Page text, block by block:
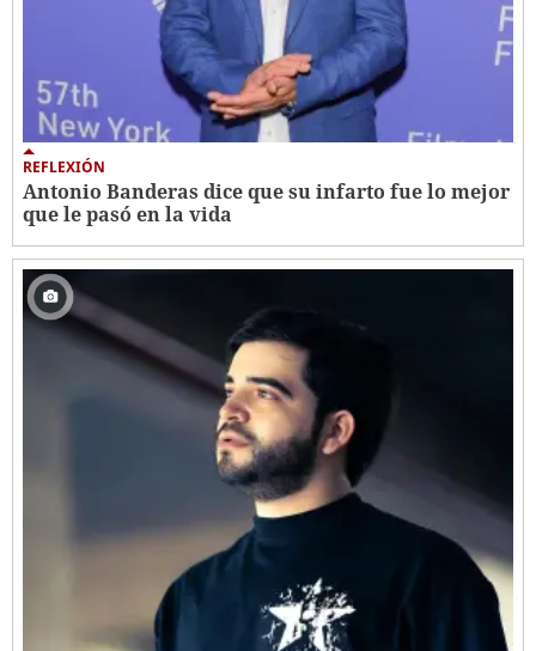
REFLEXIÓN
Antonio Banderas dice que su infarto fue lo mejor
que le pasó en la vida